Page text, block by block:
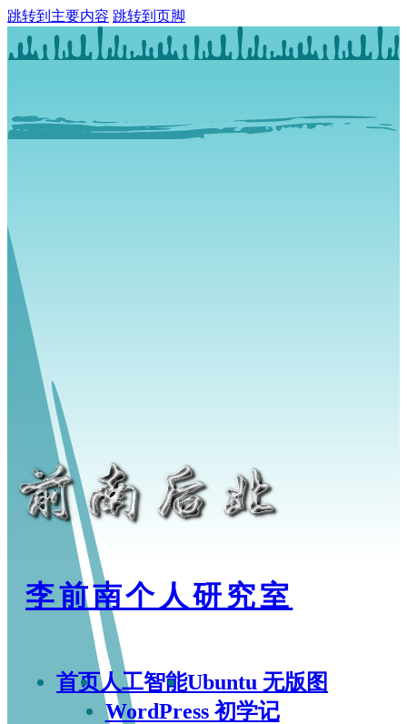
跳转到主要内容 跳转到页脚
李前南个人研究室
首页人工智能Ubuntu 无版图
WordPress 初学记